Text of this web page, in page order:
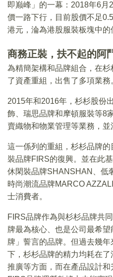
即巅峰」的一幕：2018年6月
價一路下行，目前股價不足
港元，淪為港股服裝板塊中的
商務正裝，扶不起的阿
為精簡架構和品牌組合，在
了資產重組，出售了多項業務
2015年和2016年，杉杉股份
飾、瑞思品牌和摩頓服裝等8
賣織物和物業管理等業務，並
這一係列的重組，杉杉品牌
裝品牌FIRS的復興。並在此
休閑裝品牌SHANSHAN、低
時尚潮流品牌MARCO
士消費者。
FIRS品牌作為與杉杉品牌共
牌最為核心、也是公司最希
牌」誓言的品牌。但過去幾
下，杉杉品牌的精力均耗在
推廣等方面，而在產品設計